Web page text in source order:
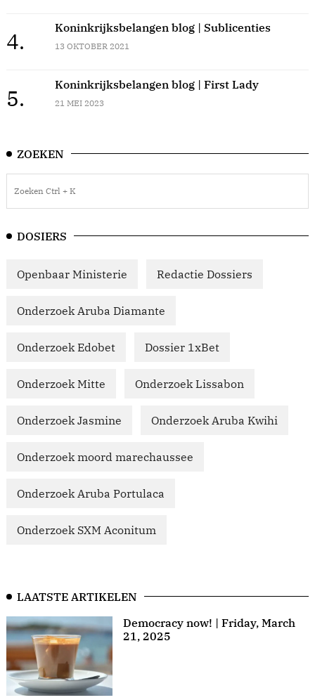
4.
Koninkrijksbelangen blog | Sublicenties
13 OKTOBER 2021
5.
Koninkrijksbelangen blog | First Lady
21 MEI 2023
ZOEKEN
DOSIERS
Openbaar Ministerie Redactie Dossiers
Onderzoek Aruba Diamante
Onderzoek Edobet Dossier 1xBet
Onderzoek Mitte Onderzoek Lissabon
Onderzoek Jasmine Onderzoek Aruba Kwihi
Onderzoek moord marechaussee
Onderzoek Aruba Portulaca
Onderzoek SXM Aconitum
LAATSTE ARTIKELEN
Democracy now! | Friday, March
21, 2025